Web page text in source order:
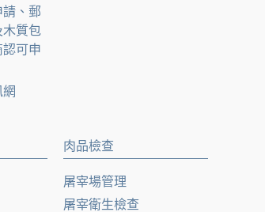
、郵
木質包
可申
肉品檢查
屠宰場管理
屠宰衛生檢查